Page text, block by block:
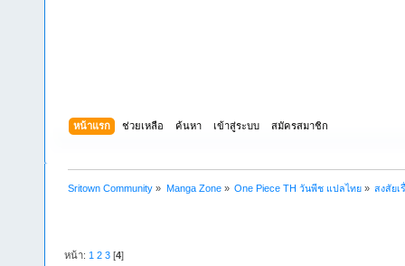
หน้าแรก ช่วยเหลือ ค้นหา เข้าสู่ระบบ สมัครสมาชิก
Sritown Community » Manga Zone» One Piece TH วันพีช แปลไทย» สงสัยเ
หน้า: 1 2 3 [4]